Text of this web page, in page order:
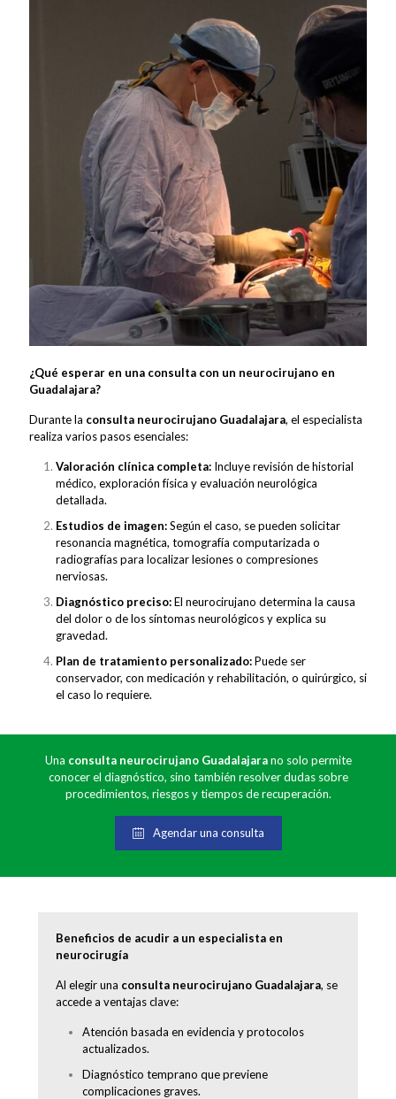
¿Qué esperar en una consulta con un neurocirujano en
Guadalajara?
Durante la consulta neurocirujano Guadalajara, el especialista
realiza varios pasos esenciales:
Valoración clínica completa: Incluye revisión de historial
médico, exploración física y evaluación neurológica
detallada.
Estudios de imagen:Según el caso, se pueden solicitar
resonancia magnética, tomografía computarizada o
radiografías para localizar lesiones o compresiones
nerviosas.
Diagnóstico preciso:El neurocirujano determina la causa
del dolor o de los síntomas neurológicos y explica su
gravedad.
Plan de tratamiento personalizado:Puede ser
conservador, con medicación y rehabilitación, o quirúrgico, si
el caso lo requiere.
Una consulta neurocirujano Guadalajarano solo permite
conocer el diagnóstico, sino también resolver dudas sobre
procedimientos, riesgos y tiempos de recuperación.
Agendar una consulta
Beneficios de acudir a un especialista en
neurocirugía
Al elegir una consulta neurocirujano Guadalajara, se
accede a ventajas clave:
Atención basada en evidencia y protocolos
actualizados.
Diagnóstico temprano que previene
complicaciones graves.